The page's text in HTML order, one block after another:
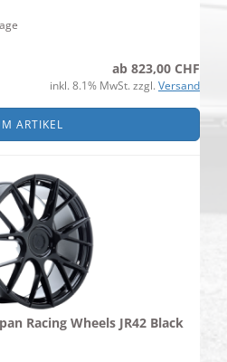
ab 823,00 CHF
inkl. 8.1% MwSt. zzgl. Versand
ARTIKEL
Racing Wheels JR42 Black